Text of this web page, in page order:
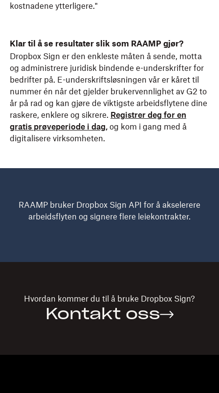
kostnadene ytterligere."
Klar til å se resultater slik som RAAMP gjør?
Dropbox Sign er den enkleste måten å sende, motta
og administrere juridisk bindende e-underskrifter for
bedrifter på. E-underskriftsløsningen vår er kåret til
nummer én når det gjelder brukervennlighet av G2 to
år på rad og kan gjøre de viktigste arbeidsflytene dine
raskere, enklere og sikrere. Registrer deg for en
gratis prøveperiode i dag, og kom i gang med å
digitalisere virksomheten.
RAAMP bruker Dropbox Sign API for å akselerere
arbeidsflyten og signere flere leiekontrakter.
Hvordan kommer du til å bruke Dropbox Sign?
Kontakt oss